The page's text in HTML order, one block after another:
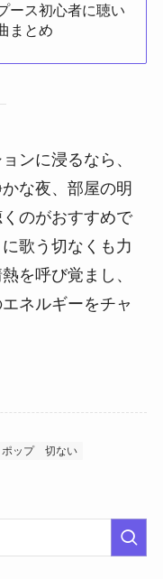
ース初心者に聴い
まとめ
ンに浸るなら、
な夜、部屋の明
のがおすすめで
歌う切なくも力
を呼び覚まし、
ネルギーをチャ
ポップ 切ない